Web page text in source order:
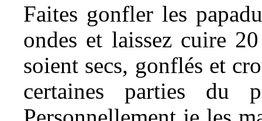
Faites gonfler les
ondes et laissez cuire
soient secs, gonflés etcro
certaines parties du